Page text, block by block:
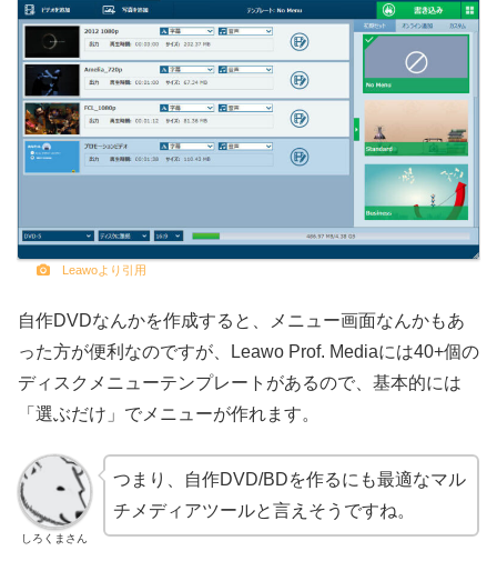
Leawoより引用
自作DVDなんかを作成すると、メニュー画面なんかもあ
った方が便利なのですが、Leawo Prof. Mediaには40+個の
ディスクメニューテンプレートがあるので、基本的には
「選ぶだけ」でメニューが作れます。
しろくまさん
つまり、自作DVD/BDを作るにも最適なマル
チメディアツールと言えそうですね。